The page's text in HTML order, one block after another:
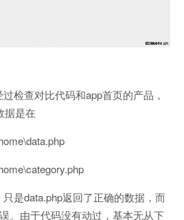
检查对比代码和app首页的产品，
据是在
是data.php返回了正确的数据，而
。由于代码没有动过，基本无从下